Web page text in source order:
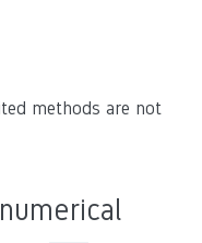
methods are not